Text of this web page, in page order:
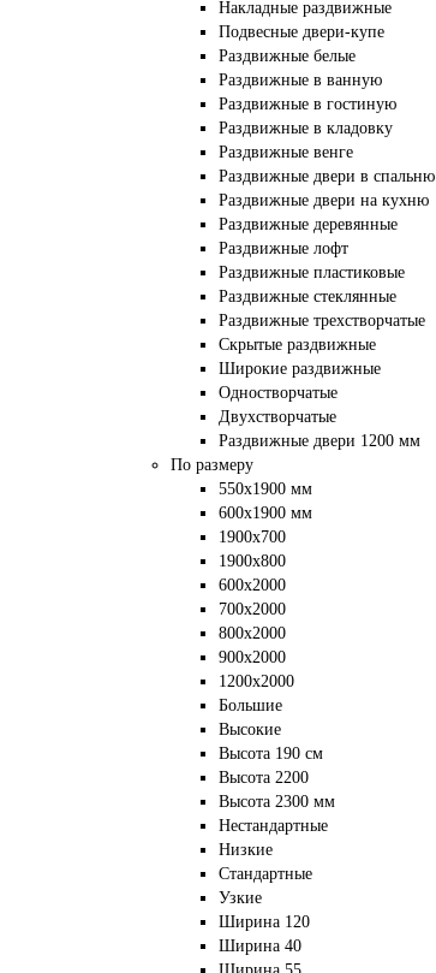
Накладные раздвижные
Подвесные двери-купе
Раздвижные белые
Раздвижные в ванную
Раздвижные в гостиную
Раздвижные в кладовку
Раздвижные венге
Раздвижные двери в спальню
Раздвижные двери на кухню
Раздвижные деревянные
Раздвижные лофт
Раздвижные пластиковые
Раздвижные стеклянные
Раздвижные трехстворчатые
Скрытые раздвижные
Широкие раздвижные
Одностворчатые
Двухстворчатые
Раздвижные двери 1200 мм
По размеру
550x1900 мм
600x1900 мм
1900х700
1900х800
600x2000
700x2000
800x2000
900x2000
1200х2000
Большие
Высокие
Высота 190 см
Высота 2200
Высота 2300 мм
Нестандартные
Низкие
Стандартные
Узкие
Ширина 120
Ширина 40